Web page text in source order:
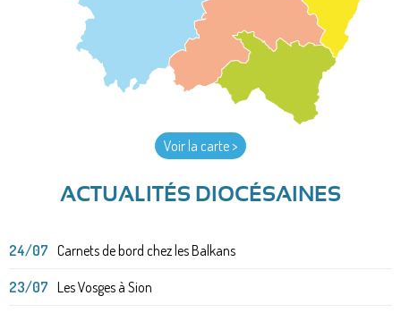
Voir la carte >
ACTUALITÉS DIOCÉSAINES
24/07 Carnets de bord chez les Balkans
23/07 Les Vosges à Sion